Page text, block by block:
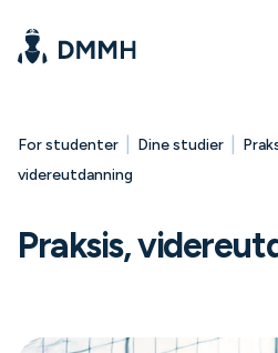
For studenter | Dine studier |
videreutdanning
Praksis,